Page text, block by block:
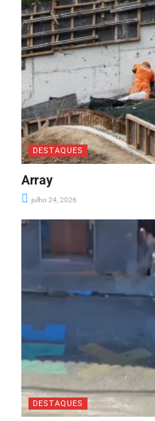
DESTAQUES
Array
julho 24, 2026
DESTAQUES